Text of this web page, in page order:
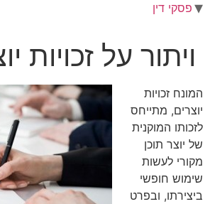
פסקי דין
ויתור על זכויות
המונח זכויות
יוצרים, מתייחס
לזכותו המוקנית
של יוצר תוכן
מקורי לעשות
שימוש חופשי
ביצירתו, ובפרט